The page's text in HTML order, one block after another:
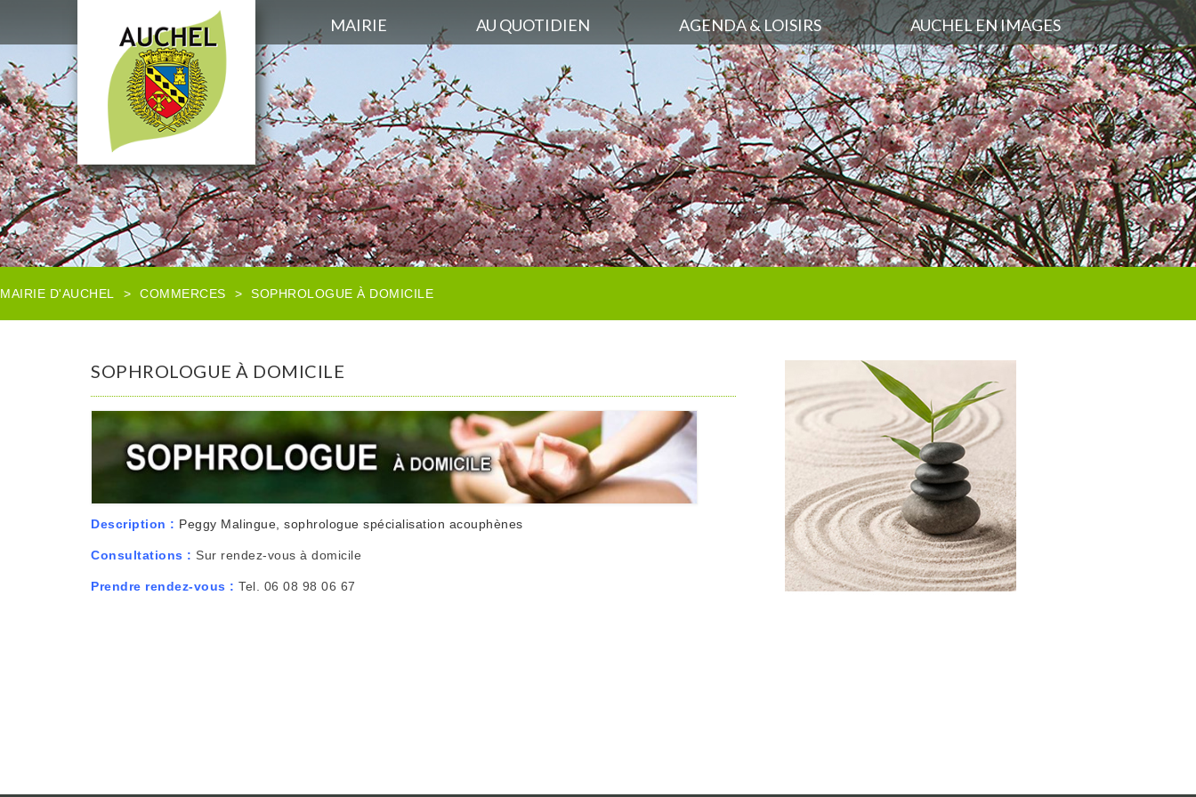
MAIRIE AU QUOTIDIEN AGENDA & LOISIRS AUCHEL EN IMAGES
MAIRIE D'AUCHEL > COMMERCES > SOPHROLOGUE À DOMICILE
SOPHROLOGUE À DOMICILE
Description : Peggy Malingue, sophrologue spécialisation acouphènes
Consultations : Sur rendez-vous à domicile
Prendre rendez-vous : Tel. 06 08 98 06 67